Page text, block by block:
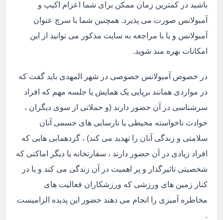
باشید در کمترین زمان ممکن برای شما اعزام اکیپ و
آمبولانس صورت می پذیرد. همچنین شما با سرچ عنوان
آمبولانس و یا با مراجعه به سایت مذکور می توانید از این
امکانات بهره مند شوید.
در خصوص آمبولانس خصوصی در شهر المهدی باید گفت که
در مواردی همانند برپایی یک همایش یا جلسه مهم که افراد
سرشناسی در آن حضور دارند (و حملاتی از سوی دیگران ،
حوادث ناخواسته محیطی یا نارسایی های جسمی آنان
سلامتی و زندگی آنان را تهدید می کند) ، گردهمایی هایی که
افراد زیادی در آن حضور دارند ، سفارتخانه یا دیگر اماکنی که
شخصیتی تاثیرگذار و پر اهمیت در آن زندگی می کند و یا در
کنار زمین های ورزشی که ورزشکاران فعالیت های
مخاطره آمیزی را انجام می دهند حضور این پدیده الزامیست
.